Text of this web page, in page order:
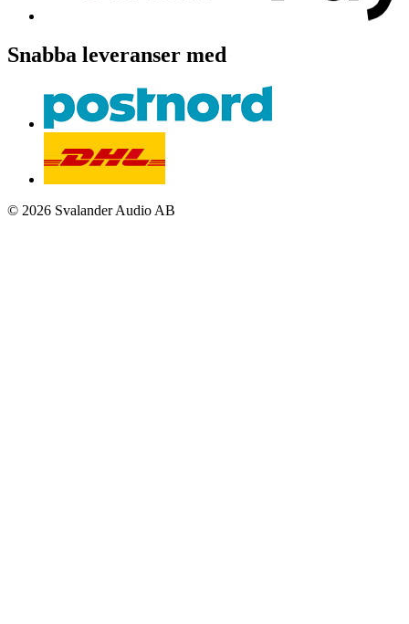
Snabba leveranser med
© 2026 Svalander Audio AB